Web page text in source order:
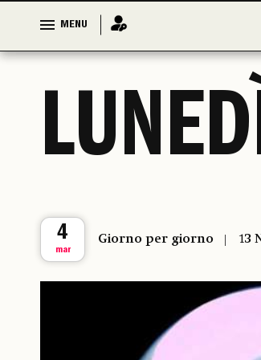
MENU
MENU
4
mar
Giorno per giorno 13